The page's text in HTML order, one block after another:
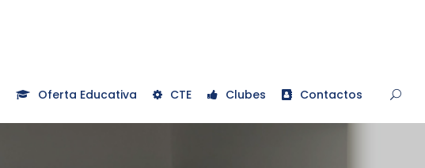
Oferta Educativa CTE Clubes Contactos